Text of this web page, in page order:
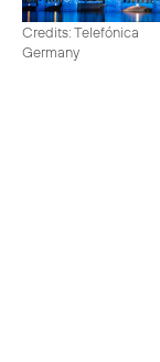
Credits: Telefónica
Germany